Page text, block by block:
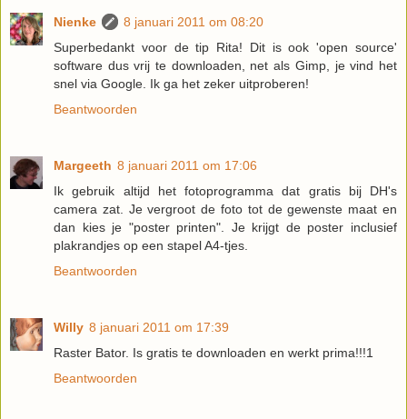
Nienke
8 januari 2011 om 08:20
Superbedankt voor de tip Rita! Dit is ook 'open source'
software dus vrij te downloaden, net als Gimp, je vind het
snel via Google. Ik ga het zeker uitproberen!
Beantwoorden
Margeeth 8 januari 2011 om 17:06
Ik gebruik altijd het fotoprogramma dat gratis bij DH's
camera zat. Je vergroot de foto tot de gewenste maat en
dan kies je "poster printen". Je krijgt de poster inclusief
plakrandjes op een stapel A4-tjes.
Beantwoorden
Willy 8 januari 2011 om 17:39
Raster Bator. Is gratis te downloaden en werkt prima!!!1
Beantwoorden